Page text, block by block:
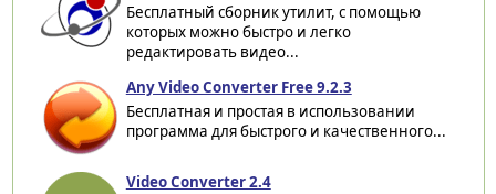
Бесплатный сборник утилит, с помощью
которых можно быстро и легко
редактировать видео...
Any Video Converter Free 9.2.3
Бесплатная и простая в использовании
программа для быстрого и качественного...
Video Converter 2.4